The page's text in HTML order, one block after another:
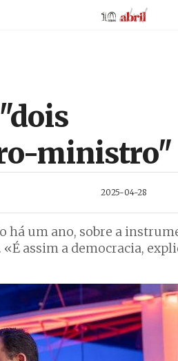
AbrilAbril
ministro"
2025-04-28
há um ano, sobre a
assim a democracia,